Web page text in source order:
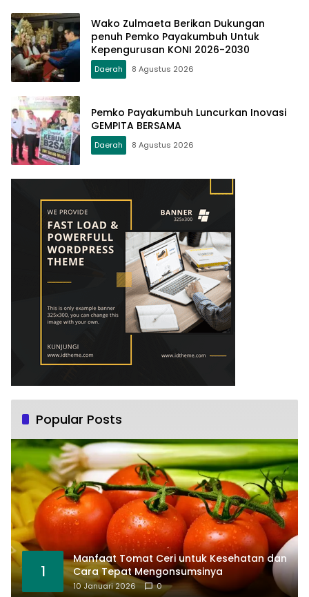
Wako Zulmaeta Berikan Dukungan
penuh Pemko Payakumbuh Untuk
Kepengurusan KONI 2026-2030
Daerah 8 Agustus 2026
Pemko Payakumbuh Luncurkan Inovasi
GEMPITA BERSAMA
Daerah 8 Agustus 2026
Popular Posts
1
Manfaat Tomat Ceri untuk Kesehatan dan
Cara Tepat Mengonsumsinya
10 Januari 2026 0